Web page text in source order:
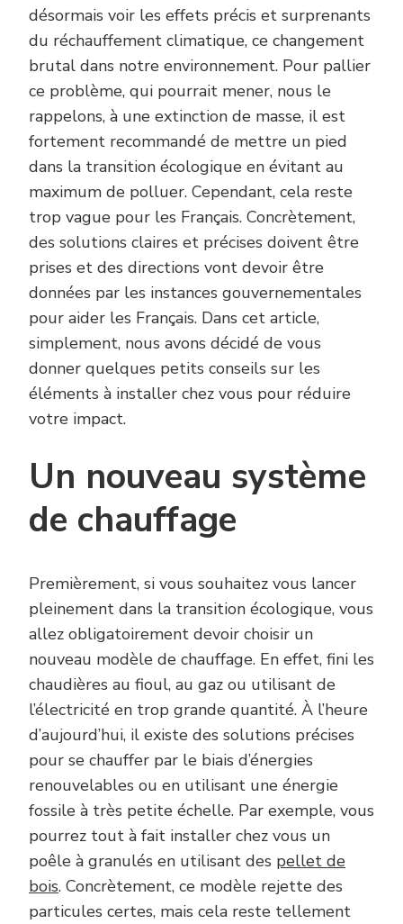
désormais voir les effets précis et surprenants
du réchauffement climatique, ce changement
brutal dans notre environnement. Pour pallier
ce problème, qui pourrait mener, nous le
rappelons, à une extinction de masse, il est
fortement recommandé de mettre un pied
dans la transition écologique en évitant au
maximum de polluer. Cependant, cela reste
trop vague pour les Français. Concrètement,
des solutions claires et précises doivent être
prises et des directions vont devoir être
données par les instances gouvernementales
pour aider les Français. Dans cet article,
simplement, nous avons décidé de vous
donner quelques petits conseils sur les
éléments à installer chez vous pour réduire
votre impact.
Un nouveau système
de chauffage
Premièrement, si vous souhaitez vous lancer
pleinement dans la transition écologique, vous
allez obligatoirement devoir choisir un
nouveau modèle de chauffage. En effet, fini les
chaudières au fioul, au gaz ou utilisant de
l’électricité en trop grande quantité. À l’heure
d’aujourd’hui, il existe des solutions précises
pour se chauffer par le biais d’énergies
renouvelables ou en utilisant une énergie
fossile à très petite échelle. Par exemple, vous
pourrez tout à fait installer chez vous un
poêle à granulés en utilisant des pellet de
bois. Concrètement, ce modèle rejette des
particules certes, mais cela reste tellement